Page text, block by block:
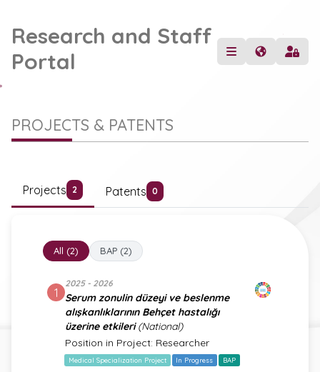
Research and Staff
Portal
PROJECTS & PATENTS
Projects 2 Patents 0
All (2) BAP (2)
1
2025 - 2026
Serum zonulin düzeyi ve beslenme
alışkanlıklarının Behçet hastalığı
üzerine etkileri (National)
Position in Project: Researcher
Medical Specialization Project In Progress BAP